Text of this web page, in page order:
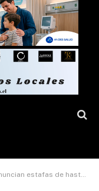
millones a familias que buscan la casa propia